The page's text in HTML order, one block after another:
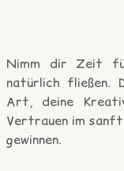
Nimm dir Zeit
natürlich fließen.
Art, deine
Vertrauen im
gewinnen.